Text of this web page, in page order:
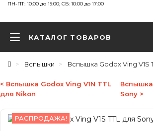
ПН-ПТ: 10:00 до 19:00; СБ: 10:00 до 17:00
КАТАЛОГ ТОВАРОВ
Вспышки Вспышка Godox Ving V1S
< Вспышка Godox Ving V1N TTL
для Nikon
Вспышка
Sony >
РАСПРОДАЖА!